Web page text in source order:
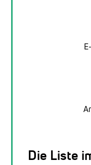
Die Liste